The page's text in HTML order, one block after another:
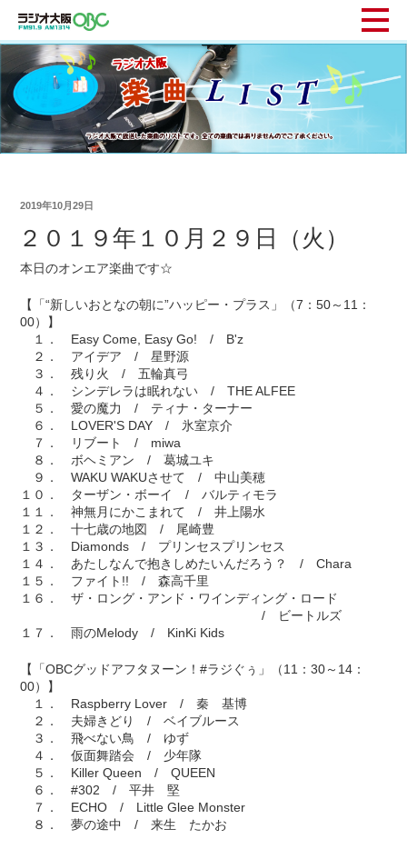
2019年10月29日
２０１９年１０月２９日（火）
本日のオンエア楽曲です☆
【「“新しいおとなの朝に”ハッピー・プラス」（7：50～11：
00）】
１． Easy Come, Easy Go! / B'z
２． アイデア / 星野源
３． 残り火 / 五輪真弓
４． シンデレラは眠れない / THE ALFEE
５． 愛の魔力 / ティナ・ターナー
６． LOVER'S DAY / 氷室京介
７． リブート / miwa
８． ボヘミアン / 葛城ユキ
９． WAKU WAKUさせて / 中山美穂
１０． ターザン・ボーイ / バルティモラ
１１． 神無月にかこまれて / 井上陽水
１２． 十七歳の地図 / 尾崎豊
１３． Diamonds / プリンセスプリンセス
１４． あたしなんで抱きしめたいんだろう？ / Chara
１５． ファイト!! / 森高千里
１６． ザ・ロング・アンド・ワインディング・ロード
/ ビートルズ
１７． 雨のMelody / KinKi Kids
【「OBCグッドアフタヌーン！#ラジぐぅ」（11：30～14：
00）】
１． Raspberry Lover / 秦 基博
２． 夫婦きどり / ベイブルース
３． 飛べない鳥 / ゆず
４． 仮面舞踏会 / 少年隊
５． Killer Queen / QUEEN
６． #302 / 平井 堅
７． ECHO / Little Glee Monster
８． 夢の途中 / 来生 たかお